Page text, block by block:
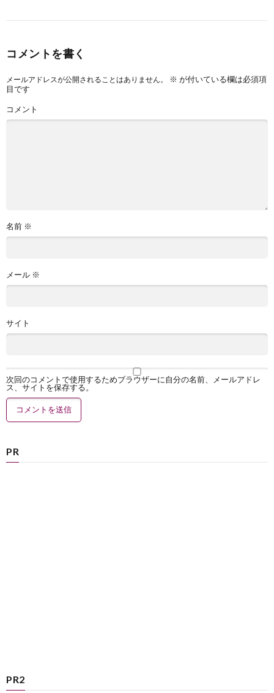
コメントを書く
メールアドレスが公開されることはありません。 ※ が付いている欄は必須項
目です
コメント
名前 ※
メール ※
サイト
次回のコメントで使用するためブラウザーに自分の名前、メールアドレ
ス、サイトを保存する。
PR
PR2